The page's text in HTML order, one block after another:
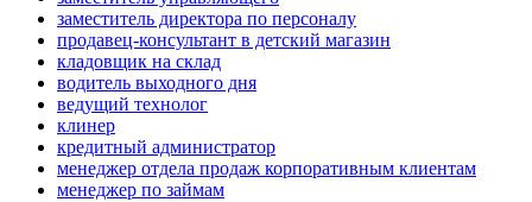
заместитель директора по персоналу
продавец-консультант в детский магазин
кладовщик на склад
водитель выходного дня
ведущий технолог
клинер
кредитный администратор
менеджер отдела продаж корпоративным клиентам
менеджер по займам